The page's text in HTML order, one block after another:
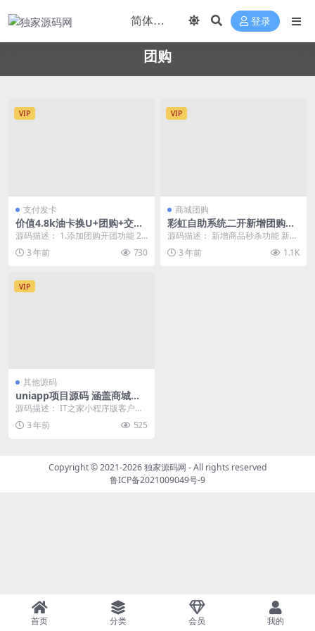
登录
团购
VIP
支付发卡
价值4.8k油卡换U+团购+交易
区运营级发卡源码
源码描述： 1.添加团购开团功能 2.
添加交易区自由转卖功能 3.充值改
为U接口...
3 年前 730
VIP
商城团购
彩虹自助系统二开新增团购、
砍价、秒杀等功能
源码描述： 新增商品秒杀功能 新增
商品团购功能 新增商品砍价功能 新
增分站任务功...
3 年前 1.1K
VIP
其他源码
uniapp项目源码 涵盖商城团
购等(32个案例)
源码描述： IT之家小程序版客户端
(使用 Mpvue 开发，兼容 Web)ith...
3 年前 525
Copyright © 2021-2026独家源码网 - All rights reserved
鲁ICP备2021009049号-9
首页 分类 会员 我的